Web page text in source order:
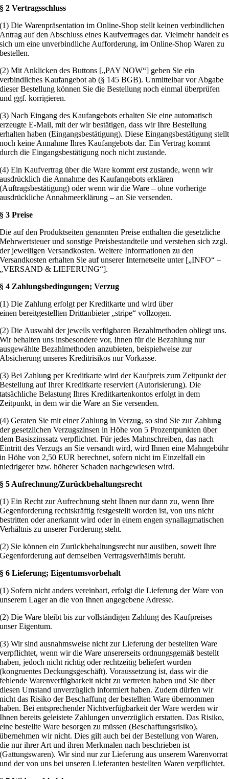
§ 2 Vertragsschluss
(1) Die Warenpräsentation im Online-Shop stellt keinen verbindlichen
Antrag auf den Abschluss eines Kaufvertrages dar. Vielmehr handelt es
sich um eine unverbindliche Aufforderung, im Online-Shop Waren zu
bestellen.
(2) Mit Anklicken des Buttons [„PAY NOW“] geben Sie ein
verbindliches Kaufangebot ab (§ 145 BGB). Unmittelbar vor Abgabe
dieser Bestellung können Sie die Bestellung noch einmal überprüfen
und ggf. korrigieren.
(3) Nach Eingang des Kaufangebots erhalten Sie eine automatisch
erzeugte E-Mail, mit der wir bestätigen, dass wir Ihre Bestellung
erhalten haben (Eingangsbestätigung). Diese Eingangsbestätigung stellt
noch keine Annahme Ihres Kaufangebots dar. Ein Vertrag kommt
durch die Eingangsbestätigung noch nicht zustande.
(4) Ein Kaufvertrag über die Ware kommt erst zustande, wenn wir
ausdrücklich die Annahme des Kaufangebots erklären
(Auftragsbestätigung) oder wenn wir die Ware – ohne vorherige
ausdrückliche Annahmeerklärung – an Sie versenden.
§ 3 Preise
Die auf den Produktseiten genannten Preise enthalten die gesetzliche
Mehrwertsteuer und sonstige Preisbestandteile und verstehen sich zzgl.
der jeweiligen Versandkosten. Weitere Informationen zu den
Versandkosten erhalten Sie auf unserer Internetseite unter [„INFO“ –
„VERSAND & LIEFERUNG“].
§ 4 Zahlungsbedingungen; Verzug
(1) Die Zahlung erfolgt per Kreditkarte und wird über
einen bereitgestellten Drittanbieter „stripe“ vollzogen.
(2) Die Auswahl der jeweils verfügbaren Bezahlmethoden obliegt uns.
Wir behalten uns insbesondere vor, Ihnen für die Bezahlung nur
ausgewählte Bezahlmethoden anzubieten, beispielweise zur
Absicherung unseres Kreditrisikos nur Vorkasse.
(3) Bei Zahlung per Kreditkarte wird der Kaufpreis zum Zeitpunkt der
Bestellung auf Ihrer Kreditkarte reserviert (Autorisierung). Die
tatsächliche Belastung Ihres Kreditkartenkontos erfolgt in dem
Zeitpunkt, in dem wir die Ware an Sie versenden.
(4) Geraten Sie mit einer Zahlung in Verzug, so sind Sie zur Zahlung
der gesetzlichen Verzugszinsen in Höhe von 5 Prozentpunkten über
dem Basiszinssatz verpflichtet. Für jedes Mahnschreiben, das nach
Eintritt des Verzugs an Sie versandt wird, wird Ihnen eine Mahngebühr
in Höhe von 2,50 EUR berechnet, sofern nicht im Einzelfall ein
niedrigerer bzw. höherer Schaden nachgewiesen wird.
§ 5 Aufrechnung/Zurückbehaltungsrecht
(1) Ein Recht zur Aufrechnung steht Ihnen nur dann zu, wenn Ihre
Gegenforderung rechtskräftig festgestellt worden ist, von uns nicht
bestritten oder anerkannt wird oder in einem engen synallagmatischen
Verhältnis zu unserer Forderung steht.
(2) Sie können ein Zurückbehaltungsrecht nur ausüben, soweit Ihre
Gegenforderung auf demselben Vertragsverhältnis beruht.
§ 6 Lieferung; Eigentumsvorbehalt
(1) Sofern nicht anders vereinbart, erfolgt die Lieferung der Ware von
unserem Lager an die von Ihnen angegebene Adresse.
(2) Die Ware bleibt bis zur vollständigen Zahlung des Kaufpreises
unser Eigentum.
(3) Wir sind ausnahmsweise nicht zur Lieferung der bestellten Ware
verpflichtet, wenn wir die Ware unsererseits ordnungsgemäß bestellt
haben, jedoch nicht richtig oder rechtzeitig beliefert wurden
(kongruentes Deckungsgeschäft). Voraussetzung ist, dass wir die
fehlende Warenverfügbarkeit nicht zu vertreten haben und Sie über
diesen Umstand unverzüglich informiert haben. Zudem dürfen wir
nicht das Risiko der Beschaffung der bestellten Ware übernommen
haben. Bei entsprechender Nichtverfügbarkeit der Ware werden wir
Ihnen bereits geleistete Zahlungen unverzüglich erstatten. Das Risiko,
eine bestellte Ware besorgen zu müssen (Beschaffungsrisiko),
übernehmen wir nicht. Dies gilt auch bei der Bestellung von Waren,
die nur ihrer Art und ihren Merkmalen nach beschrieben ist
(Gattungswaren). Wir sind nur zur Lieferung aus unserem Warenvorrat
und der von uns bei unseren Lieferanten bestellten Waren verpflichtet.